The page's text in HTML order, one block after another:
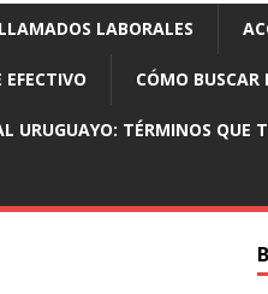
LABORALES
CÓMO
URUGUAYO: TÉRMINOS QUE